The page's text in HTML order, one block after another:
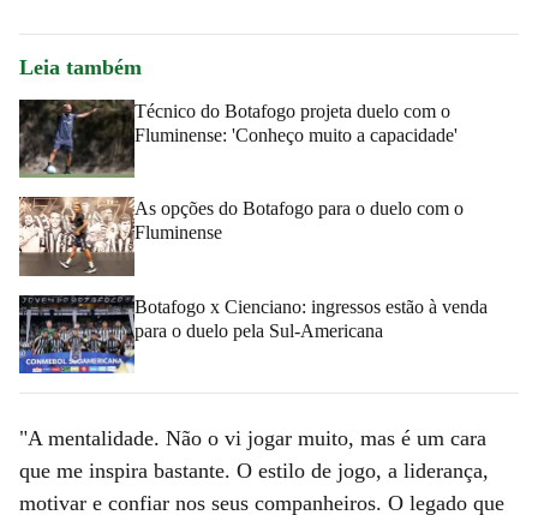
Leia também
Técnico do Botafogo projeta duelo com o
Fluminense: 'Conheço muito a capacidade'
As opções do Botafogo para o duelo com o
Fluminense
Botafogo x Cienciano: ingressos estão à venda
para o duelo pela Sul-Americana
"A mentalidade. Não o vi jogar muito, mas é um cara
que me inspira bastante. O estilo de jogo, a liderança,
motivar e confiar nos seus companheiros. O legado que